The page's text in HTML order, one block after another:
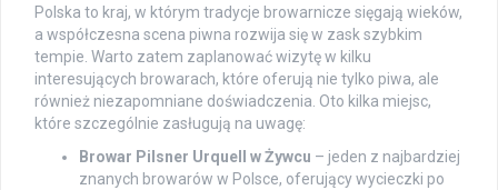
Polska to kraj, w którym tradycje browarnicze sięgają wieków,
a współczesna scena piwna rozwija się w zask szybkim
tempie. Warto zatem zaplanować wizytę w kilku
interesujących browarach, które oferują nie tylko piwa, ale
również niezapomniane doświadczenia. Oto kilka miejsc,
które szczególnie zasługują na uwagę:
Browar Pilsner Urquell w Żywcu – jeden z najbardziej
znanych browarów w Polsce, oferujący wycieczki po